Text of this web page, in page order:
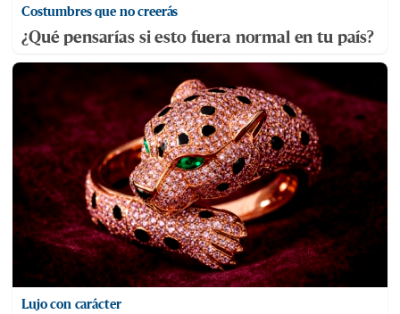
Costumbres que no creerás
¿Qué pensarías si esto fuera normal en tu país?
Lujo con carácter